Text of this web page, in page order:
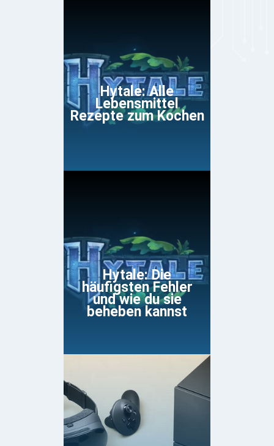
Hytale: Alle
Lebensmittel
Rezepte zum Kochen
Hytale: Die
häufigsten Fehler
und wie du sie
beheben kannst